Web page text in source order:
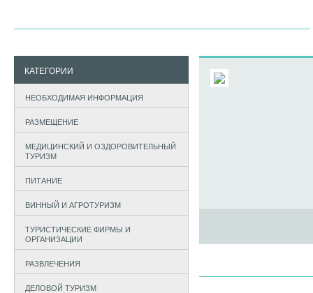
КАТЕГОРИИ
НЕОБХОДИМАЯ ИНФОРМАЦИЯ
РАЗМЕЩЕНИЕ
МЕДИЦИНСКИЙ И ОЗДОРОВИТЕЛЬНЫЙ
ТУРИЗМ
ПИТАНИЕ
ВИННЫЙ И АГРОТУРИЗМ
ТУРИСТИЧЕСКИЕ ФИРМЫ И
ОРГАНИЗАЦИИ
РАЗВЛЕЧЕНИЯ
ДЕЛОВОЙ ТУРИЗМ